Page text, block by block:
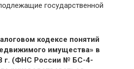
государственной
кодексе понятий
имущества» в
г. (ФНС России № БС-4-